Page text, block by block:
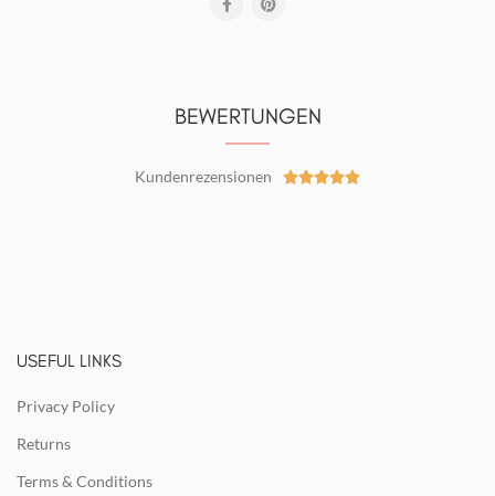
BEWERTUNGEN
Kundenrezensionen 
USEFUL LINKS
Privacy Policy
Returns
Terms & Conditions